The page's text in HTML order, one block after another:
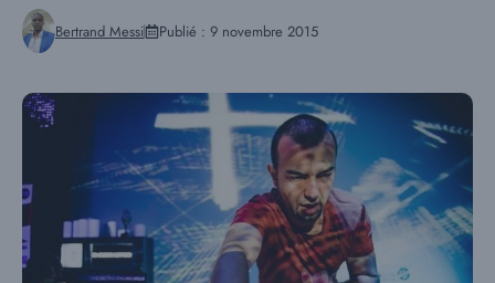
Bertrand Messi Publié : 9 novembre 2015